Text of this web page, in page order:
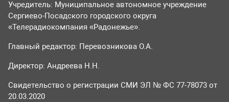
Учредитель: Муниципальное автономное учреждение
Сергиево-Посадского городского округа
«Телерадиокомпания «Радонежье».
Главный редактор: Перевозникова О.А.
Директор: Андреева Н.Н.
Свидетельство о регистрации СМИ ЭЛ № ФС 77-78073 от
20.03.2020